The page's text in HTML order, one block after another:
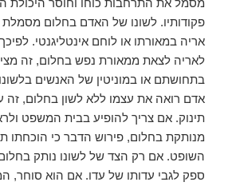
פקודותיו. לשונו של האדם בחלום מסמלת
אריה במאורתו או לוחם אינטליגנטי.
לאריה לצאת ממאורת נפש בחלום, זה
בתחושתם או במוניטין של האנשים
אדם רואה את עצמו ללא לשון בחלום, זה
תינוק. אם צריך להופיע בבית המשפט
מנותקת בחלום, פירוש הדבר כי הוכחתו
השופט. אם רק הצד של לשונו נותק
ספק לגבי עדותו של עדו. אם הוא סוחר,